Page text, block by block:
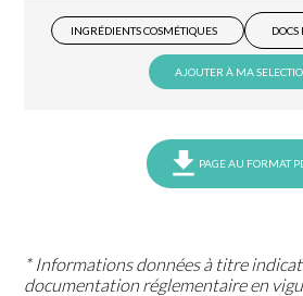
INGRÉDIENTS COSMÉTIQUES
AJOUTER À MA
PAGE AU FORMAT
* Informations données à titre
documentation réglementaire en